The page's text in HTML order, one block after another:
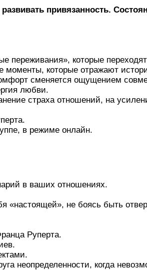
привязанность.
переживания», которые
моменты, которые отражают
сменяется ощущением
любви.
страха отношений, на
в режиме онлайн.
в ваших отношениях.
«настоящей», не боясь быть
Руперта.
неопределенности, когда